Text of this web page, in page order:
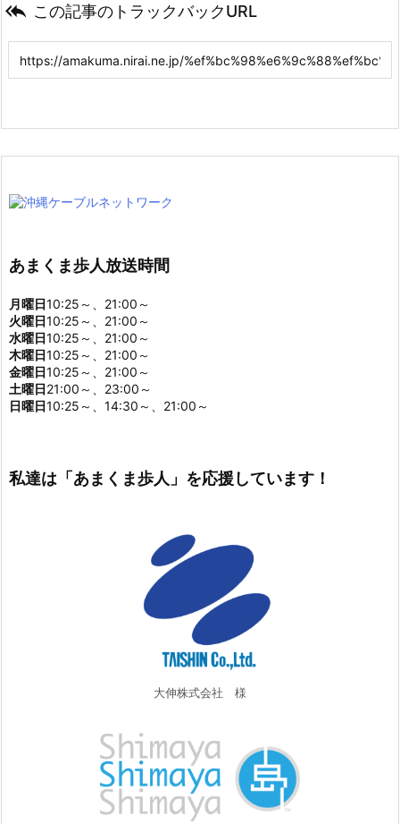
 この記事のトラックバックURL
あまくま歩人放送時間
月曜日10:25～、21:00～
火曜日10:25～、21:00～
水曜日10:25～、21:00～
木曜日10:25～、21:00～
金曜日10:25～、21:00～
土曜日21:00～、23:00～
日曜日10:25～、14:30～、21:00～
私達は「あまくま歩人」を応援しています！
大伸株式会社 様